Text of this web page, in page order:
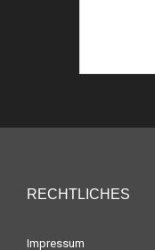
RECHTLICHES
Impressum